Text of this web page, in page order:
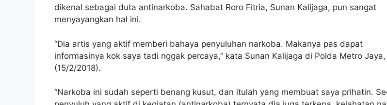
dikenal sebagai duta antinarkoba. Sahabat Roro Fitria, Sunan Kalijaga, pun sangat
menyayangkan hal ini.
“Dia artis yang aktif memberi bahaya penyuluhan narkoba. Makanya pas dapat
informasinya kok saya tadi nggak percaya,” kata Sunan Kalijaga di Polda Metro Jaya,
(15/2/2018).
“Narkoba ini sudah seperti benang kusut, dan itulah yang membuat saya prihatin.